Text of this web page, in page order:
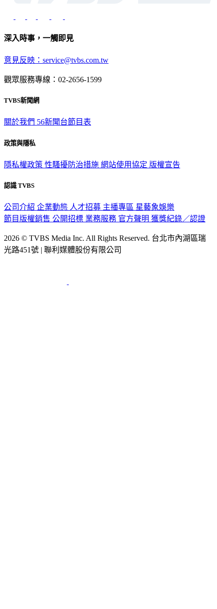
深入時事，一觸即見
意見反映：service@tvbs.com.tw
觀眾服務專線：02-2656-1599
TVBS新聞網
關於我們 56新聞台節目表
政策與隱私
隱私權政策 性騷擾防治措施 網站使用協定 版權宣告
認識 TVBS
公司介紹 企業動態 人才招募 主播專區 星藝象娛樂
節目版權銷售 公開招標 業務服務 官方聲明 獲獎紀錄／認證
2026 © TVBS Media Inc. All Rights Reserved. 台北市內湖區瑞
光路451號 | 聯利媒體股份有限公司